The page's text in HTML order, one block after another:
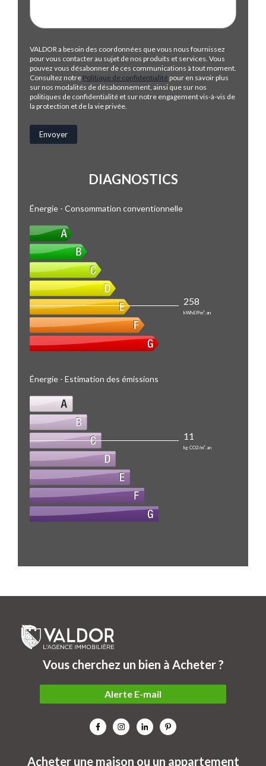
VALDOR a besoin des coordonnées que vous nous fournissez
pour vous contacter au sujet de nos produits et services. Vous
pouvez vous désabonner de ces communications à tout moment.
Consultez notre Politique de confidentialité pour en savoir plus
sur nos modalités de désabonnement, ainsi que sur nos
politiques de confidentialité et sur notre engagement vis-à-vis de
la protection et de la vie privée.
DIAGNOSTICS
Énergie - Consommation conventionnelle
258
kWhEP/m².an
Énergie - Estimation des émissions
11
kg CO2/m².an
Acheter une maison ou un appartement
Vous cherchez un bien à Acheter ?
Alerte E-mail